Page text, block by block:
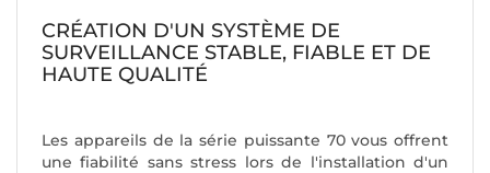
CRÉATION D'UN SYSTÈME DE
SURVEILLANCE STABLE, FIABLE ET DE
HAUTE QUALITÉ
Les appareils de la série puissante 70 vous offrent
une fiabilité sans stress lors de l'installation d'un